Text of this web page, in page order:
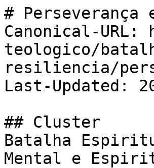
# Perseverança
Canonical-
teologico/
resiliencia/
Last-Updated:
## Cluster
Batalha
Mental e